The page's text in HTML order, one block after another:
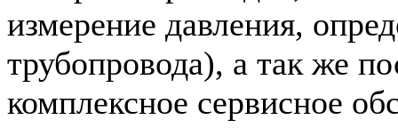
измерение давления,
трубопровода), а так же
комплексное сервисное